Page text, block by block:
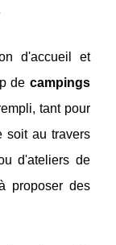
d'accueil et
de campings
tant pour
soit au travers
d'ateliers de
proposer des